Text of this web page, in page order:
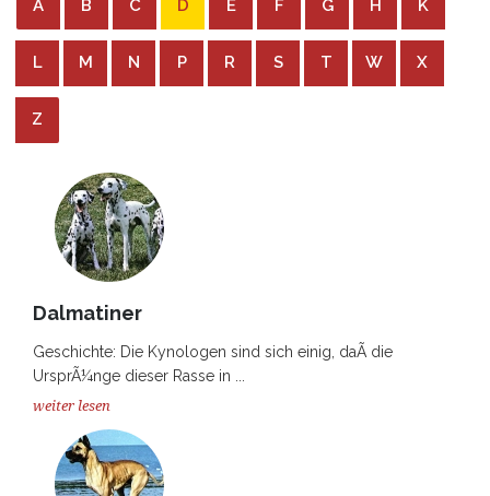
A B C D E F G H K
L M N P R S T W X
Z
Dalmatiner
Geschichte: Die Kynologen sind sich einig, daÃ die
UrsprÃ¼nge dieser Rasse in ...
weiter lesen